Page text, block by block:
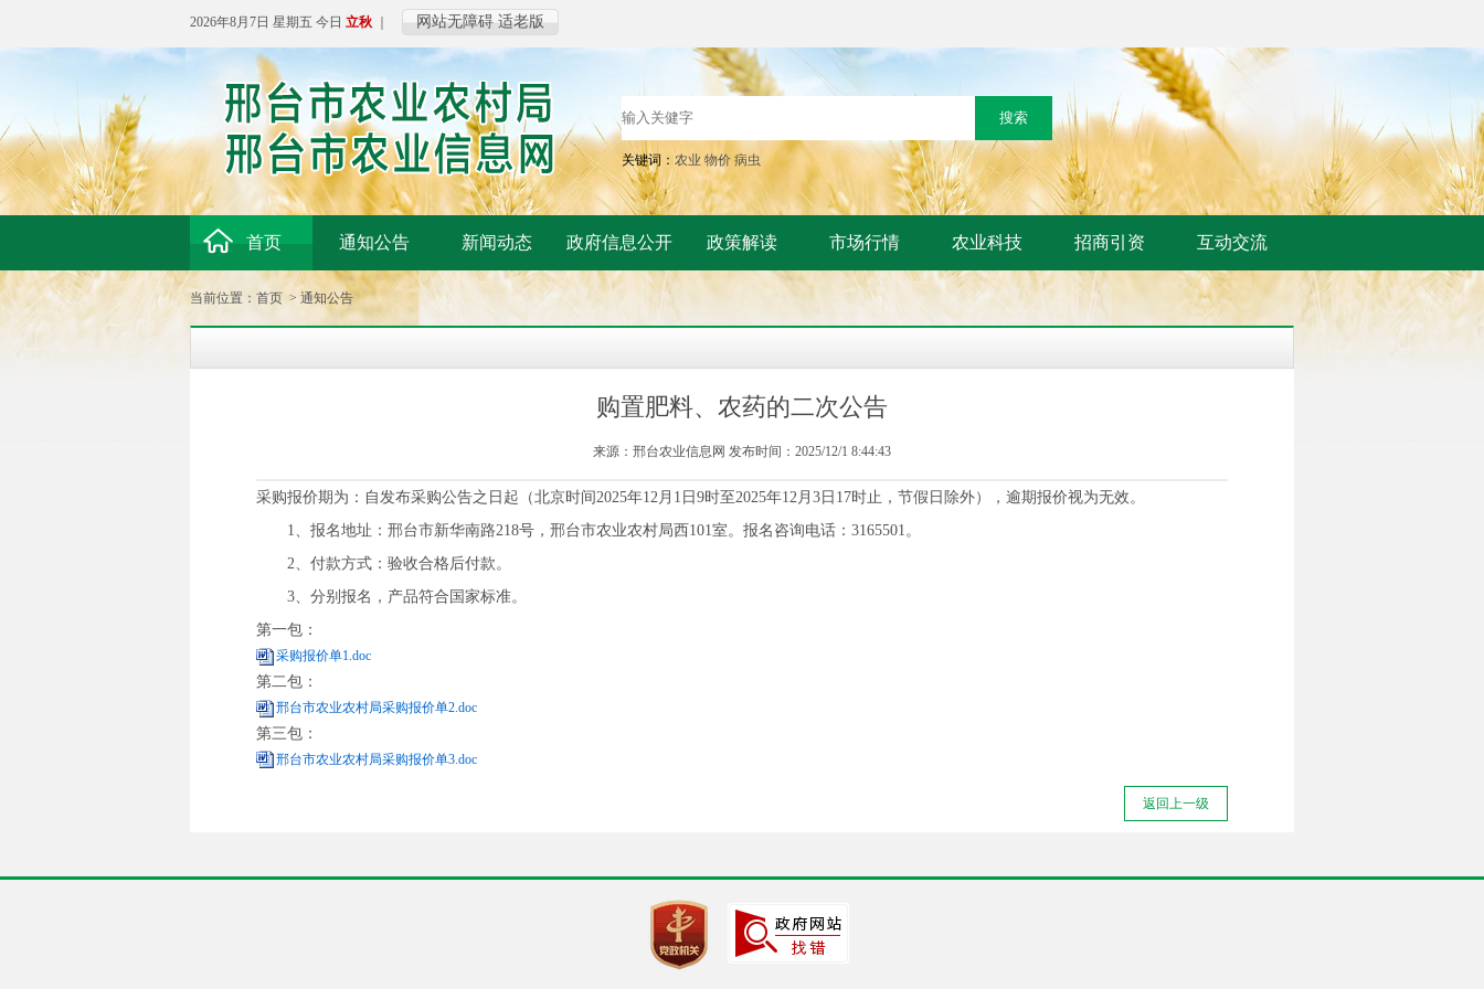
2026年8月7日 星期五 今日 立秋 网站无障碍 适老版
关键词： 农业 物价 病虫
首页 通知公告 新闻动态 政府信息公开 政策解读 市场行情 农业科技 招商引资 互动交流
当前位置： 首页 > 通知公告
购置肥料、农药的二次公告
来源：邢台农业信息网 发布时间：2025/12/1 8:44:43
采购报价期为：自发布采购公告之日起（北京时间2025年12月1日9时至2025年12月3日17时止，节假日除外），逾期报价视为无效。
1、 报名地址：邢台市新华南路218号，邢台市农业农村局西101室。报名咨询电话：3165501。
2、付款方式：验收合格后付款。
3、分别报名，产品符合国家标准。
第一包：
采购报价单1.doc
第二包：
邢台市农业农村局采购报价单2.doc
第三包：
邢台市农业农村局采购报价单3.doc
返回上一级